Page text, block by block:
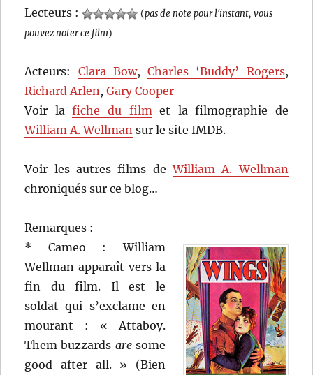
Lecteurs : (pas de note pour l'instant, vous
pouvez noter ce film)
Acteurs: Clara Bow,Charles ‘Buddy’ Rogers,
Richard Arlen,Gary Cooper
Voir lafiche du filmet la filmographie de
William A. Wellman sur le site IMDB.
Voir les autres films deWilliam A. Wellman
chroniqués sur ce blog…
Remarques :
* Cameo : William
Wellman apparaît vers la
fin du film. Il est le
soldat qui s’exclame en
mourant : « Attaboy.
Them buzzards aresome
good after all. » (Bien